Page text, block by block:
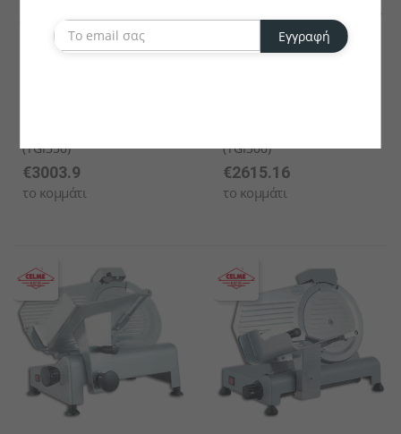
(TGI350)
€3003.9
το κομμάτι
(TGI300)
€2615.16
το κομμάτι
Εγγραφή